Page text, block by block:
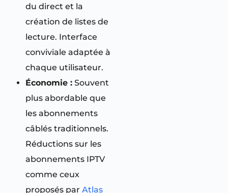
du direct et la
création de listes de
lecture. Interface
conviviale adaptée à
chaque utilisateur.
Économie : Souvent
plus abordable que
les abonnements
câblés traditionnels.
Réductions sur les
abonnements IPTV
comme ceux
proposés par Atlas